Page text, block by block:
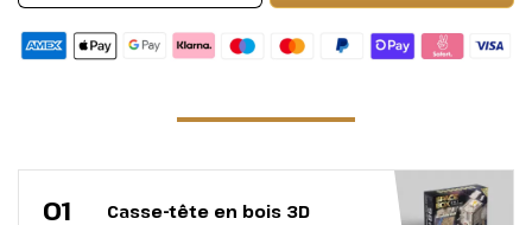
01 Casse-tête en bois 3D